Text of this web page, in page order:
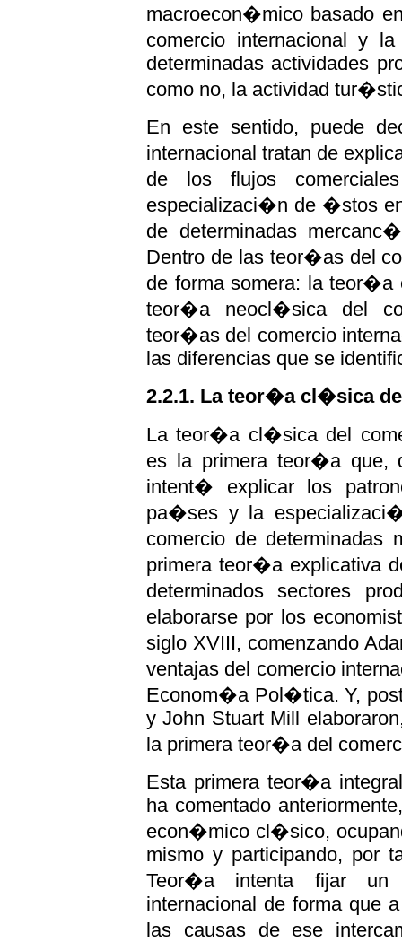
macroecon�mico basado
comercio internacional y
determinadas actividades
como no, la actividad
En este sentido, puede
internacional tratan de
de los flujos
especializaci�n de �stos
de determinadas
Dentro de las teor�as del
de forma somera: la
teor�a neocl�sica del
teor�as del comercio
las diferencias que se
2.2.1. La teor�a cl�sica
La teor�a cl�sica del
es la primera teor�a que,
intent� explicar los
pa�ses y la
comercio de determinadas
primera teor�a explicativa
determinados sectores
elaborarse por los
siglo XVIII, comenzando
ventajas del comercio
Econom�a Pol�tica. Y,
y John Stuart Mill
la primera teor�a del
Esta primera teor�a
ha comentado
econ�mico cl�sico,
mismo y participando, por
Teor�a intenta fijar un
internacional de forma que
las causas de ese